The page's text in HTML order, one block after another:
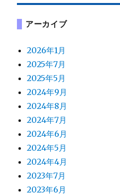
アーカイブ
2026年1月
2025年7月
2025年5月
2024年9月
2024年8月
2024年7月
2024年6月
2024年5月
2024年4月
2023年7月
2023年6月